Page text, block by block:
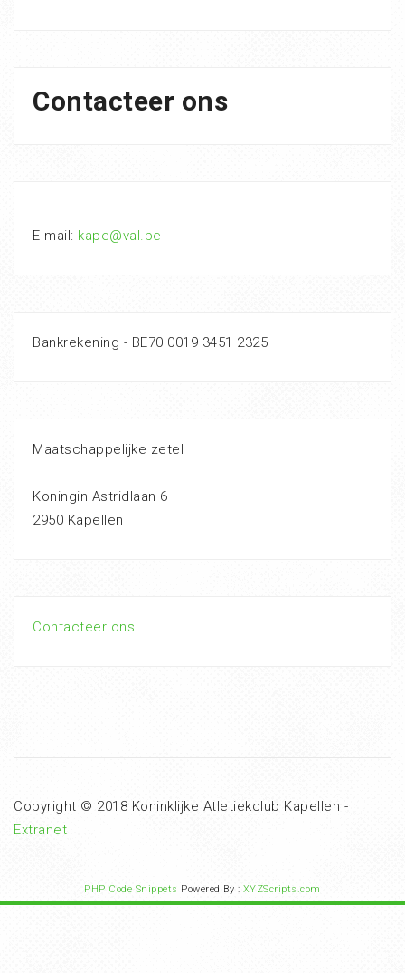
Contacteer ons
E-mail: kape@val.be
Bankrekening - BE70 0019 3451 2325
Maatschappelijke zetel
Koningin Astridlaan 6
2950 Kapellen
Contacteer ons
Copyright © 2018 Koninklijke Atletiekclub Kapellen -
Extranet
PHP Code Snippets Powered By : XYZScripts.com